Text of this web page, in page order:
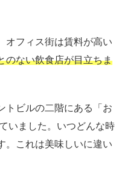
オフィス街は賃料が高い
のない飲食店が目立ちま
トビルの二階にある「お
いました。いつどんな時
。これは美味しいに違い